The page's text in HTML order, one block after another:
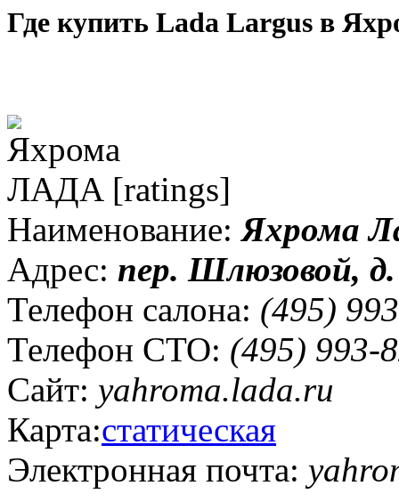
Где купить Lada Largus в
[ratings]
Наименование: Яхрома
Адрес: пер. Шлюзовой,
Телефон салона: (495)
Телефон СТО: (495) 993-
Сайт: yahroma.lada.ru
Карта:статическая
Электронная почта: